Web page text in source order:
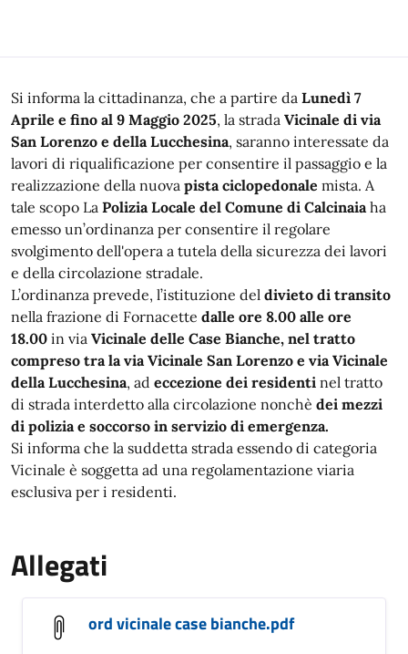
Descrizione
Si informa la cittadinanza, che a partire da Lunedì 7
Aprile e fino al 9 Maggio 2025, la strada Vicinale di via
San Lorenzo e della Lucchesina, saranno interessate da
lavori di riqualificazione per consentire il passaggio e la
realizzazione della nuova pista ciclopedonale mista. A
tale scopo La Polizia Locale del Comune di Calcinaiaha
emesso un’ordinanza per consentire il regolare
svolgimento dell'opera a tutela della sicurezza dei lavori
e della circolazione stradale.
L’ordinanza prevede, l’istituzione del divieto di transito
nella frazione di Fornacette dalle ore 8.00 alle ore
18.00 in via Vicinale delle Case Bianche, nel tratto
compreso tra la via Vicinale San Lorenzo e via Vicinale
della Lucchesina, ad eccezione dei residenti nel tratto
di strada interdetto alla circolazione nonchè dei mezzi
di polizia e soccorso in servizio di emergenza.
Si informa che la suddetta strada essendo di categoria
Vicinale è soggetta ad una regolamentazione viaria
esclusiva per i residenti.
Allegati
ord vicinale case bianche.pdf